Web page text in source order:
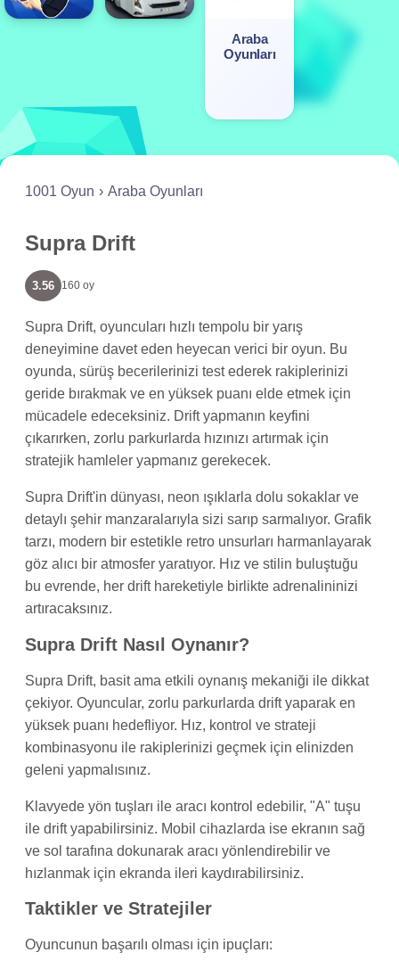
Araba
Oyunları
1001 Oyun Araba Oyunları
Supra Drift
3.56 160 oy
Supra Drift, oyuncuları hızlı tempolu bir yarış
deneyimine davet eden heyecan verici bir oyun. Bu
oyunda, sürüş becerilerinizi test ederek rakiplerinizi
geride bırakmak ve en yüksek puanı elde etmek için
mücadele edeceksiniz. Drift yapmanın keyfini
çıkarırken, zorlu parkurlarda hızınızı artırmak için
stratejik hamleler yapmanız gerekecek.
Supra Drift'in dünyası, neon ışıklarla dolu sokaklar ve
detaylı şehir manzaralarıyla sizi sarıp sarmalıyor. Grafik
tarzı, modern bir estetikle retro unsurları harmanlayarak
göz alıcı bir atmosfer yaratıyor. Hız ve stilin buluştuğu
bu evrende, her drift hareketiyle birlikte adrenalininizi
artıracaksınız.
Supra Drift Nasıl Oynanır?
Supra Drift, basit ama etkili oynanış mekaniği ile dikkat
çekiyor. Oyuncular, zorlu parkurlarda drift yaparak en
yüksek puanı hedefliyor. Hız, kontrol ve strateji
kombinasyonu ile rakiplerinizi geçmek için elinizden
geleni yapmalısınız.
Klavyede yön tuşları ile aracı kontrol edebilir, "A" tuşu
ile drift yapabilirsiniz. Mobil cihazlarda ise ekranın sağ
ve sol tarafına dokunarak aracı yönlendirebilir ve
hızlanmak için ekranda ileri kaydırabilirsiniz.
Taktikler ve Stratejiler
Oyuncunun başarılı olması için ipuçları: